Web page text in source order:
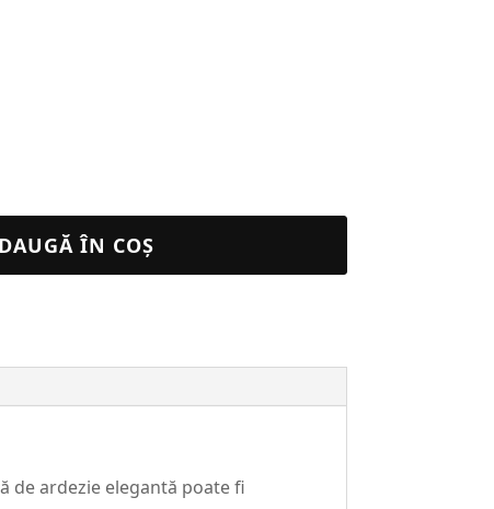
ÎN COȘ
de ardezie elegantă poate fi